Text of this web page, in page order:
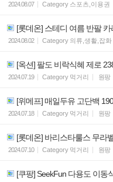
2024.08.07 Category 스포츠,이용권
[롯데온] 스테디 여름 반팔
2024.08.02 Category 의류,생활,잡화
[옥션] 팔도 비락식혜 제로
2024.07.19 Category 먹거리 원팡
[위메프] 매일두유 고단백
2024.07.18 Category 먹거리 원팡
[롯데온] 바리스타룰스 무라
2024.07.10 Category 먹거리 원팡
[쿠팡] SeekFun 다용도 이동